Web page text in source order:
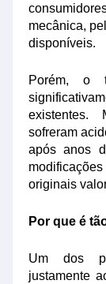
mecânica,
disponíveis.
Porém, o
existentes.
sofreram
após anos
originais
Por que é
Um dos
justamente